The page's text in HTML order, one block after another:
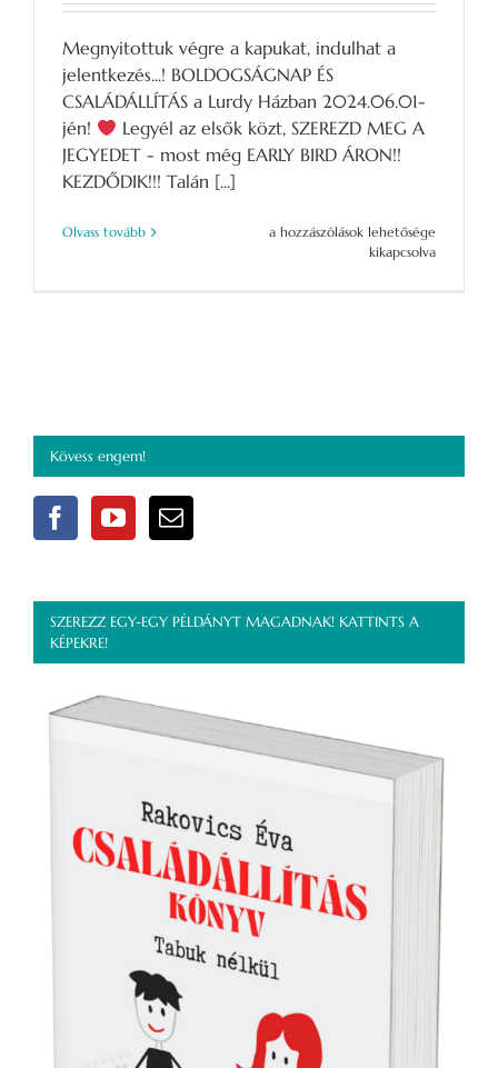
Megnyitottuk végre a kapukat, indulhat a
jelentkezés...! BOLDOGSÁGNAP ÉS
CSALÁDÁLLÍTÁS a Lurdy Házban 2024.06.01-
jén!
Legyél az elsők közt, SZEREZD MEG A
JEGYEDET - most még EARLY BIRD ÁRON!!
KEZDŐDIK!!! Talán [...]
Olvass tovább
BOLDOGSÁGNAP
a hozzászólások lehetősége
kikapcsolva
Kövess engem!
SZEREZZ EGY-EGY PÉLDÁNYT MAGADNAK! KATTINTS A
KÉPEKRE!